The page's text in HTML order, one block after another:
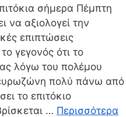
σήμερα Πέμπτη
να αξιολογεί την
επιπτώσεις
γεγονός ότι το
λόγω του πολέμου
πολύ πάνω από
το επιτόκιο
… Περισσότερα